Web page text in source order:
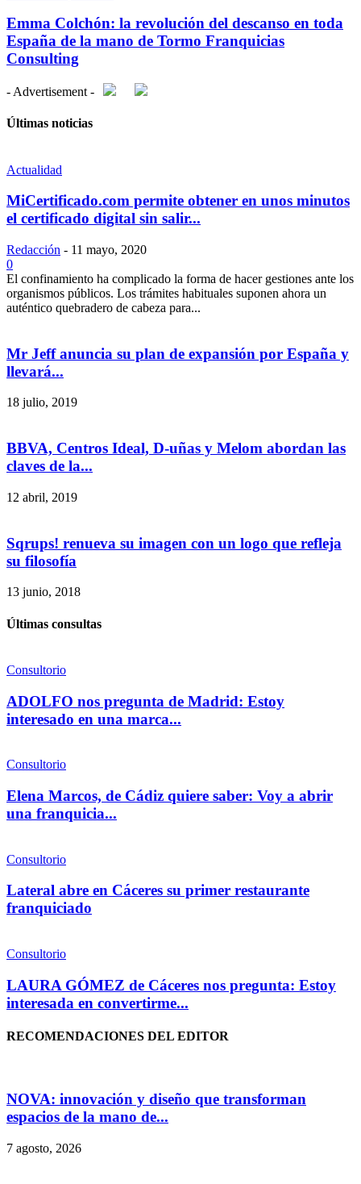
Emma Colchón: la revolución del descanso en toda
España de la mano de Tormo Franquicias
Consulting
- Advertisement -
Últimas noticias
Actualidad
MiCertificado.com permite obtener en unos minutos
el certificado digital sin salir...
Redacción - 11 mayo, 2020
0
El confinamiento ha complicado la forma de hacer gestiones ante los
organismos públicos. Los trámites habituales suponen ahora un
auténtico quebradero de cabeza para...
Mr Jeff anuncia su plan de expansión por España y
llevará...
18 julio, 2019
BBVA, Centros Ideal, D-uñas y Melom abordan las
claves de la...
12 abril, 2019
Sqrups! renueva su imagen con un logo que refleja
su filosofía
13 junio, 2018
Últimas consultas
Consultorio
ADOLFO nos pregunta de Madrid: Estoy
interesado en una marca...
Consultorio
Elena Marcos, de Cádiz quiere saber: Voy a abrir
una franquicia...
Consultorio
Lateral abre en Cáceres su primer restaurante
franquiciado
Consultorio
LAURA GÓMEZ de Cáceres nos pregunta: Estoy
interesada en convertirme...
RECOMENDACIONES DEL EDITOR
NOVA: innovación y diseño que transforman
espacios de la mano de...
7 agosto, 2026